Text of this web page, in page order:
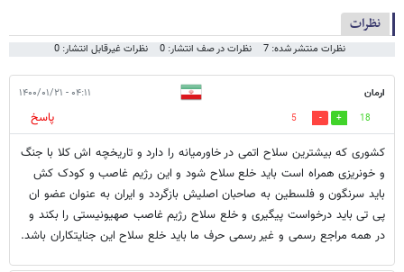
نظرات
نظرات منتشر شده: 7 نظرات در صف انتشار: 0 نظرات غیرقابل انتشار: 0
ارمان ۰۴:۱۱ - ۱۴۰۰/۰۱/۲۱
18
5
پاسخ
کشوری که بیشترین سلاح اتمی در خاورمیانه را دارد و تاریخچه اش کلا با جنگ
و خونریزی همراه است باید خلع سلاح شود و این رژیم غاصب و کودک کش
باید سرنگون و فلسطین به صاحبان اصلیش بازگردد و ایران به عنوان عضو ان
پی تی باید درخواست پیگیری و خلع سلاح رژیم غاصب صهیونیستی را بکند و
در همه مراجع رسمی و غیر رسمی حرف ما باید خلع سلاح این جنایتکاران باشد.